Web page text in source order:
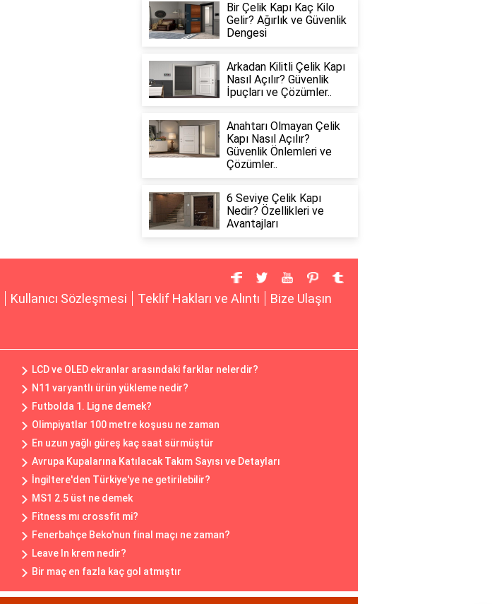
Bir Çelik Kapı Kaç Kilo
Gelir? Ağırlık ve Güvenlik
Dengesi
Arkadan Kilitli Çelik Kapı
Nasıl Açılır? Güvenlik
İpuçları ve Çözümler..
Anahtarı Olmayan Çelik
Kapı Nasıl Açılır?
Güvenlik Önlemleri ve
Çözümler..
6 Seviye Çelik Kapı
Nedir? Özellikleri ve
Avantajları
Kullanıcı Sözleşmesi Teklif Hakları ve Alıntı Bize Ulaşın
LCD ve OLED ekranlar arasındaki farklar nelerdir?
N11 varyantlı ürün yükleme nedir?
Futbolda 1. Lig ne demek?
Olimpiyatlar 100 metre koşusu ne zaman
En uzun yağlı güreş kaç saat sürmüştür
Avrupa Kupalarına Katılacak Takım Sayısı ve Detayları
İngiltere'den Türkiye'ye ne getirilebilir?
MS1 2.5 üst ne demek
Fitness mı crossfit mi?
Fenerbahçe Beko'nun final maçı ne zaman?
Leave In krem nedir?
Bir maç en fazla kaç gol atmıştır